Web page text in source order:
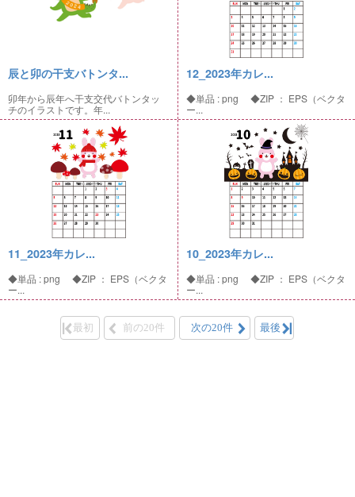
辰と卯の干支バトンタ...
卯年から辰年へ干支交代バトンタッ
チのイラストです。年...
12_2023年カレ...
◆単品 : png ◆ZIP ： EPS（ベクタ
ー...
11_2023年カレ...
◆単品 : png ◆ZIP ： EPS（ベクタ
ー...
10_2023年カレ...
◆単品 : png ◆ZIP ： EPS（ベクタ
ー...
最初 前の20件 次の20件 最後